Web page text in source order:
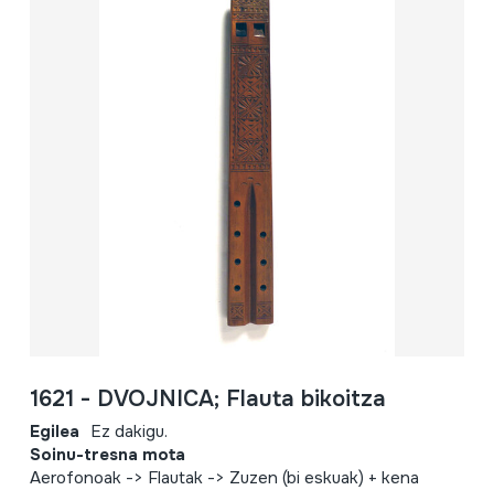
1621 - DVOJNICA; Flauta bikoitza
Egilea Ez dakigu.
Soinu-tresna mota
Aerofonoak -> Flautak -> Zuzen (bi eskuak) + kena